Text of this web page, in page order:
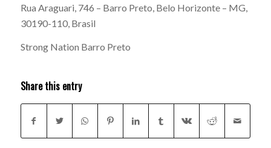
Rua Araguari, 746 – Barro Preto, Belo Horizonte – MG,
30190-110, Brasil
Strong Nation Barro Preto
Share this entry